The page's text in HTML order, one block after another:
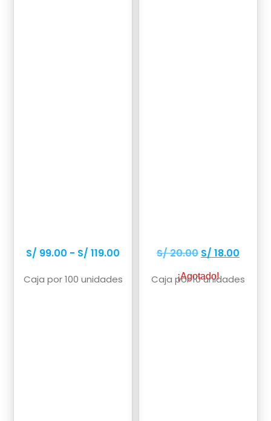
S/ 99.00 - S/ 119.00
Hay existencias
Caja por 100 unidades
S/20.00 S/ 18.00
¡Agotado!
Caja por 10 unidades